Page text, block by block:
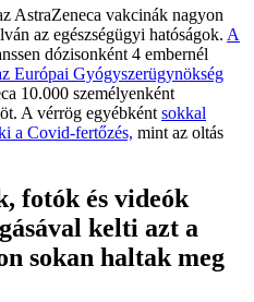
AstraZeneca vakcinák nagyon
az egészségügyi hatóságok. A
dózisonként 4 embernél
Európai Gyógyszerügynökség
10.000 személyenként
A vérrög egyébként sokkal
a Covid-fertőzés, mint az oltás
fotók és videók
kelti azt a
sokan haltak meg